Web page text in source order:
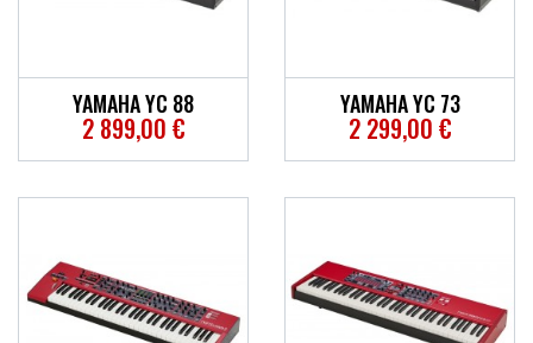
YAMAHA YC 88
2 899,00 €
YAMAHA YC 73
2 299,00 €